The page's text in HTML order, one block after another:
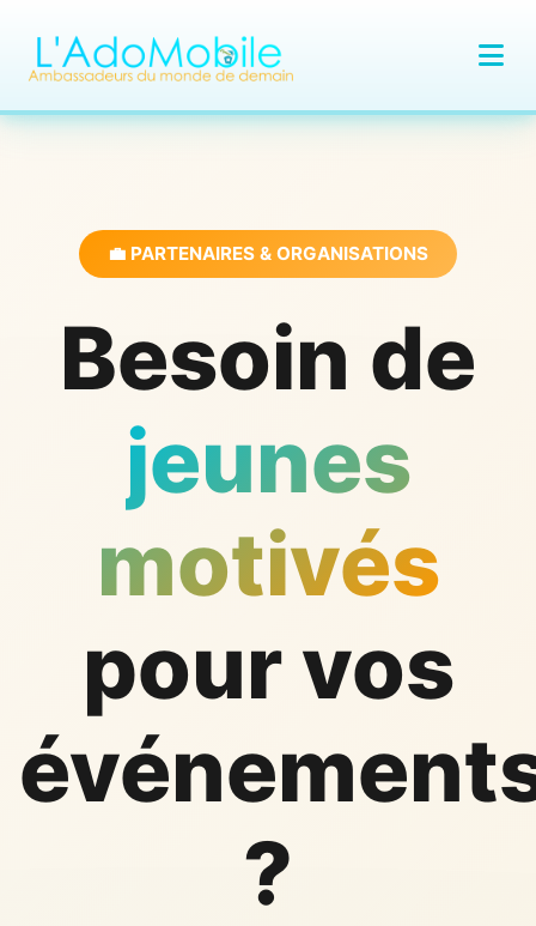
💼 PARTENAIRES & ORGANISATIONS
Besoin de
jeunes
motivés
pour vos
?